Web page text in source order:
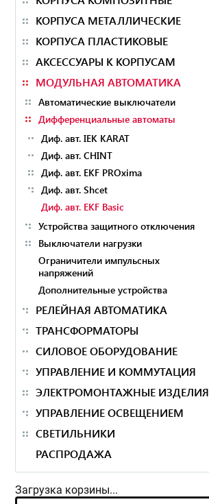
КОРПУСА МЕТАЛЛИЧЕСКИЕ
КОРПУСА ПЛАСТИКОВЫЕ
АКСЕССУАРЫ К КОРПУСАМ
МОДУЛЬНАЯ АВТОМАТИКА
Автоматические выключатели
Дифференциальные автоматы
Диф. авт. IEK KARAT
Диф. авт. CHINT
Диф. авт. EKF PROxima
Диф. авт. Shcet
Диф. авт. EKF Basic
Устройства защитного отключения
Выключатели нагрузки
Ограничители импульсных
напряжений
Дополнительные устройства
РЕЛЕЙНАЯ АВТОМАТИКА
ТРАНСФОРМАТОРЫ
СИЛОВОЕ ОБОРУДОВАНИЕ
УПРАВЛЕНИЕ И КОММУТАЦИЯ
ЭЛЕКТРОМОНТАЖНЫЕ ИЗДЕЛИЯ
УПРАВЛЕНИЕ ОСВЕЩЕНИЕМ
СВЕТИЛЬНИКИ
РАСПРОДАЖА
Загрузка корзины...